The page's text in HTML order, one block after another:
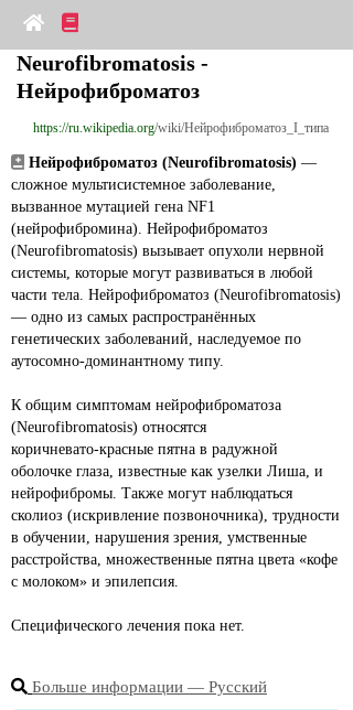
Neurofibromatosis -
Нейрофиброматоз
https://ru.wikipedia.org/wiki/Нейрофиброматоз_I_типа
Нейрофиброматоз (Neurofibromatosis) —
сложное мультисистемное заболевание,
вызванное мутацией гена NF1
(нейрофибромина). Нейрофиброматоз
(Neurofibromatosis) вызывает опухоли нервной
системы, которые могут развиваться в любой
части тела. Нейрофиброматоз (Neurofibromatosis)
— одно из самых распространённых
генетических заболеваний, наследуемое по
аутосомно‑доминантному типу.
К общим симптомам нейрофиброматоза
(Neurofibromatosis) относятся
коричневато‑красные пятна в радужной
оболочке глаза, известные как узелки Лиша, и
нейрофибромы. Также могут наблюдаться
сколиоз (искривление позвоночника), трудности
в обучении, нарушения зрения, умственные
расстройства, множественные пятна цвета «кофе
с молоком» и эпилепсия.
Специфического лечения пока нет.
Больше информации ― Русский